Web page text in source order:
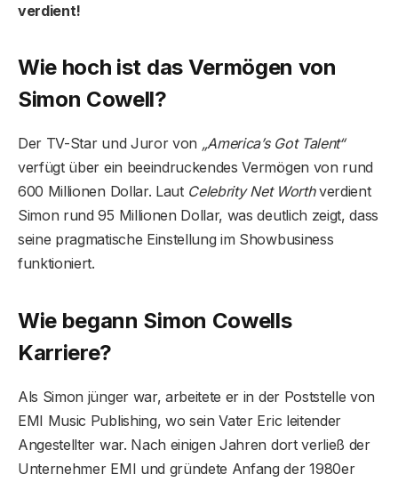
verdient!
Wie hoch ist das Vermögen von
Simon Cowell?
Der TV-Star und Juror von „America’s Got Talent“
verfügt über ein beeindruckendes Vermögen von rund
600 Millionen Dollar. Laut Celebrity Net Worthverdient
Simon rund 95 Millionen Dollar, was deutlich zeigt, dass
seine pragmatische Einstellung im Showbusiness
funktioniert.
Wie begann Simon Cowells
Karriere?
Als Simon jünger war, arbeitete er in der Poststelle von
EMI Music Publishing, wo sein Vater Eric leitender
Angestellter war. Nach einigen Jahren dort verließ der
Unternehmer EMI und gründete Anfang der 1980er